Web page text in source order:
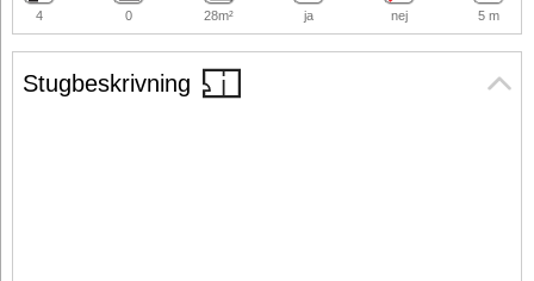
Stugbeskrivning
4 0 28m² ja nej 5 m